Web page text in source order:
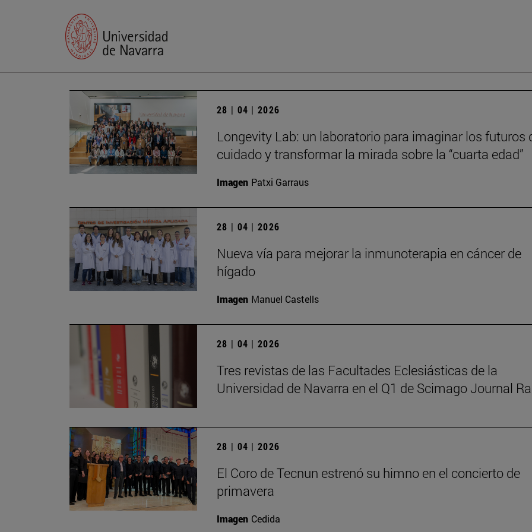
28 | 04 | 2026
Longevity Lab: un laboratorio para imaginar los futuros
cuidado y transformar la mirada sobre la “cuarta edad”
Imagen Patxi Garraus
28 | 04 | 2026
Nueva vía para mejorar la inmunoterapia en cáncer de
hígado
Imagen Manuel Castells
28 | 04 | 2026
Tres revistas de las Facultades Eclesiásticas de la
Universidad de Navarra en el Q1 de Scimago Journal
28 | 04 | 2026
El Coro de Tecnun estrenó su himno en el concierto de
primavera
Imagen Cedida